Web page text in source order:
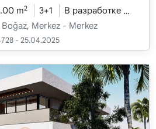
m2 3+1 В разработке
Merkez - Merkez
- 25.04.2025